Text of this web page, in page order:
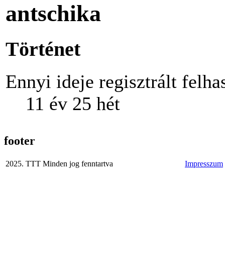
antschika
Történet
Ennyi ideje regisztrált
11 év 25 hét
footer
2025. TTT Minden jog fenntartva Impresszum